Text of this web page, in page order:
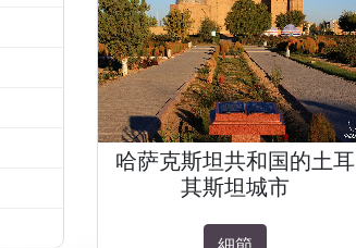
哈萨克斯坦共和国的土耳
其斯坦城市